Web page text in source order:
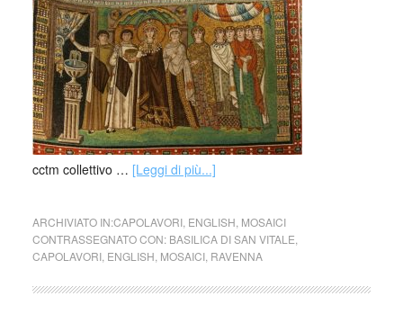
cctm collettivo … [Leggi di più...]
ARCHIVIATO IN:CAPOLAVORI, ENGLISH MOSAICI
CONTRASSEGNATO CON: BASILICA DI SAN VITALE
CAPOLAVORI, ENGLISH MOSAICI, RAVENNA